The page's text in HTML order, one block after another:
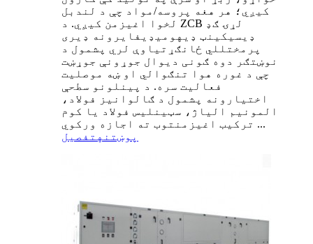
کیږي؛ هر هغه پروسه/مواد چې د لندبل
لخوا اغیزمن کیږي. د ZCB لړۍ ګډ
ډیسیکینټ ډیهومیډیفایرونه ډیری
پرمختللي ځانګړتیاوې لري پشمول د
نوښتګر دوه ګونی دیوال جوړونې جوړښت
چې د غوره هوا تنګوالي او ښه موصلیت
فعالیت سره. د پینلونو سطحې
اختیارونه پشمول د ګالوانیز فولاد،
المونیم الیاژ، سټینلیس فولاد یا کوم
ترکیب اغیزمنتوب ته اجازه ورکوي ...
پوښتنه تفصیل